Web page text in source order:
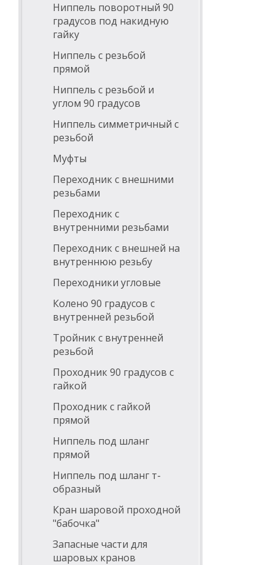
Ниппель поворотный 90
градусов под накидную
гайку
Ниппель с резьбой
прямой
Ниппель с резьбой и
углом 90 градусов
Ниппель симметричный с
резьбой
Муфты
Переходник с внешними
резьбами
Переходник с
внутренними резьбами
Переходник с внешней на
внутреннюю резьбу
Переходники угловые
Колено 90 градусов с
внутренней резьбой
Тройник с внутренней
резьбой
Проходник 90 градусов с
гайкой
Проходник с гайкой
прямой
Ниппель под шланг
прямой
Ниппель под шланг т-
образный
Кран шаровой проходной
"бабочка"
Запасные части для
шаровых кранов